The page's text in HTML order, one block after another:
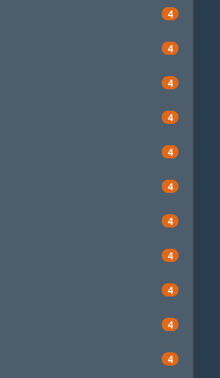
4
4
4
4
4
4
4
4
4
4
4